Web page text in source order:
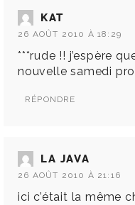
KAT
26 AOÛT 2010 À 18:29
***rude !! j’espère
nouvelle samedi
RÉPONDRE
LA JAVA
26 AOÛT 2010 À 21:16
ici c’était la même